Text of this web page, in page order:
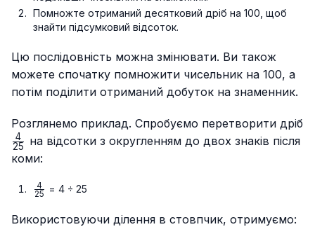
Помножте отриманий десятковий дріб на 100, щоб
знайти підсумковий відсоток.
Цю послідовність можна змінювати. Ви також
можете спочатку помножити чисельник на 100, а
потім поділити отриманий добуток на знаменник.
Розглянемо приклад. Спробуємо перетворити дріб
\frac{4}
{25}
25
4
на відсотки з округленням до двох знаків після
коми:
\frac{4}
25
4 = 4 ÷ 25
Використовуючи ділення в стовпчик, отримуємо: